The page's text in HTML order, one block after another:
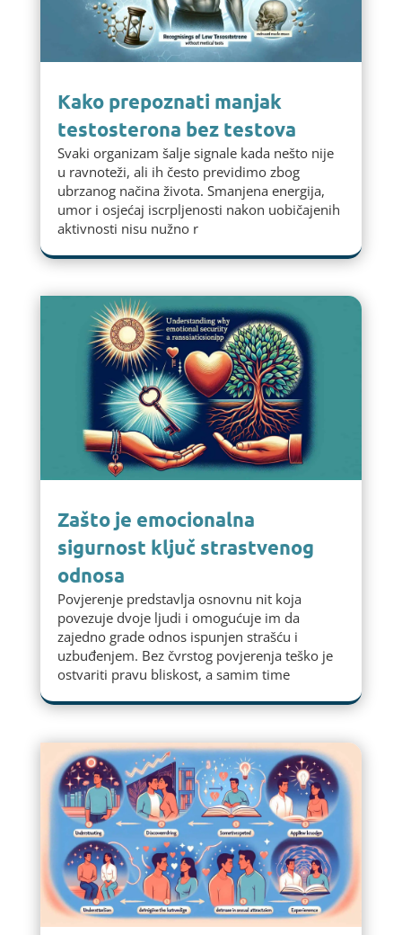
Kako prepoznati manjak
testosterona bez testova
Svaki organizam šalje signale kada nešto nije
u ravnoteži, ali ih često previdimo zbog
ubrzanog načina života. Smanjena energija,
umor i osjećaj iscrpljenosti nakon uobičajenih
aktivnosti nisu nužno r
Zašto je emocionalna
sigurnost ključ strastvenog
odnosa
Povjerenje predstavlja osnovnu nit koja
povezuje dvoje ljudi i omogućuje im da
zajedno grade odnos ispunjen strašću i
uzbuđenjem. Bez čvrstog povjerenja teško je
ostvariti pravu bliskost, a samim time